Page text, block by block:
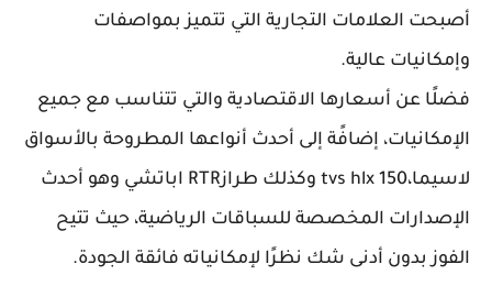
أصبحت العلامات التجارية التي تتميز بمواصفات
وإمكانيات عالية.
فضلًا عن أسعارها الاقتصادية والتي تتناسب مع جميع
الإمكانيات، إضافًة إلى أحدث أنواعها المطروحة بالأسواق
لاسيما،tvs hlx 150 وكذلك طرازRTR اباتشي وهو أحدث
الإصدارات المخصصة للسباقات الرياضية، حيث تتيح
الفوز بدون أدنى شك نظرًا لإمكانياته فائقة الجودة.